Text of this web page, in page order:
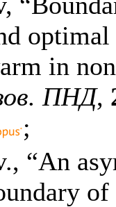
in
ПНД,
;
“An
of